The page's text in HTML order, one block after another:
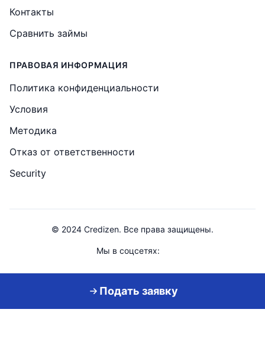
Подать заявку
Контакты
Сравнить займы
ПРАВОВАЯ ИНФОРМАЦИЯ
Политика конфиденциальности
Условия
Методика
Отказ от ответственности
Security
© 2024 Credizen. Все права защищены.
Мы в соцсетях:
Credizen — сервис сравнения. Мы не выдаём займы напрямую.
⚠️ Займы доступны гражданам 18+ • Берите в долг ответственно